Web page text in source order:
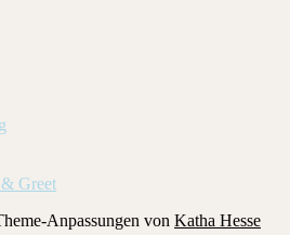
Greet
Anpassungen von Katha Hesse